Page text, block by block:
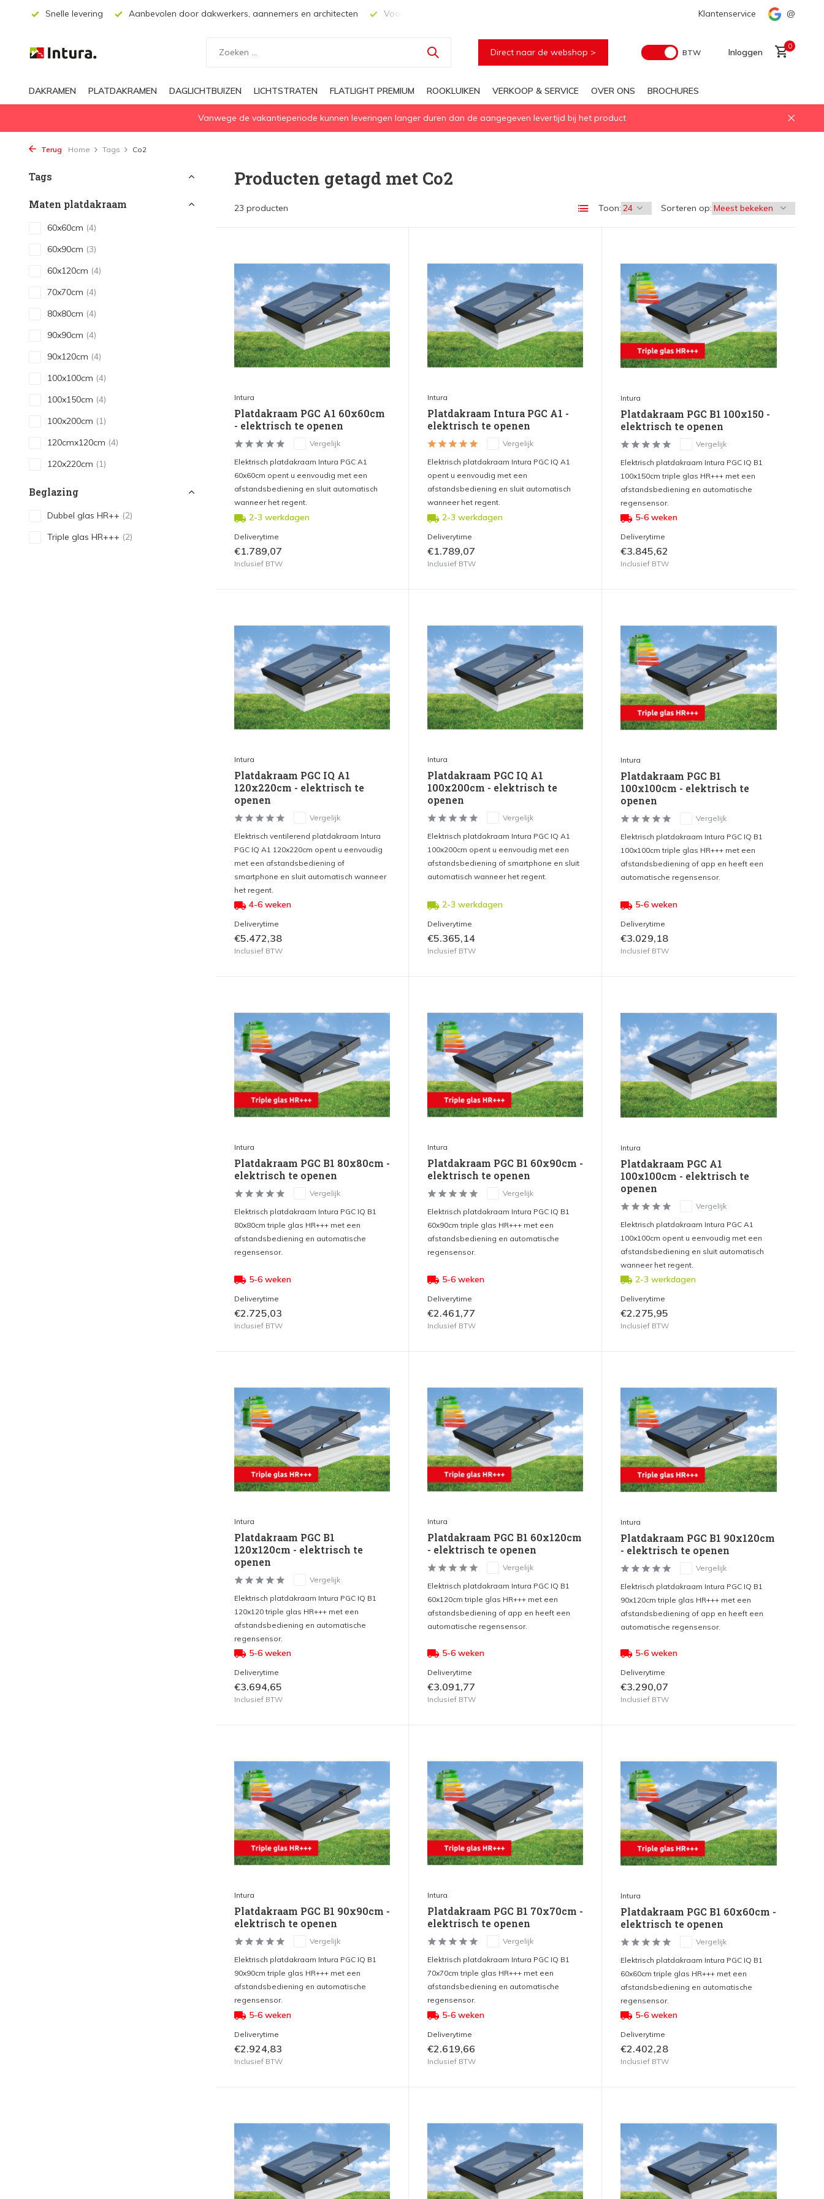
Aanbevolen door dakwerkers, aannemers en architecten Voor elke geïsoleerd daglichtoplossing Klantenservice @
Direct naar de webshop > BTW Inloggen
0
DAKRAMEN PLATDAKRAMEN DAGLICHTBUIZEN LICHTSTRATEN FLATLIGHT PREMIUM ROOKLUIKEN VERKOOP & SERVICE OVER ONS BROCHURES
Vanwege de vakantieperiode kunnen leveringen langer duren dan de aangegeven levertijd bij het product
Terug Home Tags Co2
Tags
Maten platdakraam
60x60cm (4)
60x90cm (3)
60x120cm (4)
70x70cm (4)
80x80cm (4)
90x90cm (4)
90x120cm (4)
100x100cm (4)
100x150cm (4)
100x200cm (1)
120cmx120cm (4)
120x220cm (1)
Beglazing
Dubbel glas HR++ (2)
Triple glas HR+++ (2)
Producten getagd met Co2
23 producten Toon: Sorteren op:
Intura
Platdakraam PGC A1 60x60cm
- elektrisch te openen
Vergelijk
Elektrisch platdakraam Intura PGC A1
60x60cm opent u eenvoudig met een
afstandsbediening en sluit automatisch
wanneer het regent.
2-3 werkdagen
Deliverytime
€1.789,07
Inclusief BTW
Intura
Platdakraam Intura PGC A1 -
elektrisch te openen
Vergelijk
Elektrisch platdakraam Intura PGC IQ A1
opent u eenvoudig met een
afstandsbediening en sluit automatisch
wanneer het regent.
2-3 werkdagen
Deliverytime
€1.789,07
Inclusief BTW
Intura
Platdakraam PGC B1 100x150 -
elektrisch te openen
Vergelijk
Elektrisch platdakraam Intura PGC IQ B1
100x150cm triple glas HR+++ met een
afstandsbediening en automatische
regensensor.
5-6 weken
Deliverytime
€3.845,62
Inclusief BTW
Intura
Platdakraam PGC IQ A1
120x220cm - elektrisch te
openen
Vergelijk
Elektrisch ventilerend platdakraam Intura
PGC IQ A1 120x220cm opent u eenvoudig
met een afstandsbediening of
smartphone en sluit automatisch wanneer
het regent.
4-6 weken
Deliverytime
€5.472,38
Inclusief BTW
Intura
Platdakraam PGC IQ A1
100x200cm - elektrisch te
openen
Vergelijk
Elektrisch platdakraam Intura PGC IQ A1
100x200cm opent u eenvoudig met een
afstandsbediening of smartphone en sluit
automatisch wanneer het regent.
2-3 werkdagen
Deliverytime
€5.365,14
Inclusief BTW
Intura
Platdakraam PGC B1
100x100cm - elektrisch te
openen
Vergelijk
Elektrisch platdakraam Intura PGC IQ B1
100x100cm triple glas HR+++ met een
afstandsbediening of app en heeft een
automatische regensensor.
5-6 weken
Deliverytime
€3.029,18
Inclusief BTW
Intura
Platdakraam PGC B1 80x80cm -
elektrisch te openen
Vergelijk
Elektrisch platdakraam Intura PGC IQ B1
80x80cm triple glas HR+++ met een
afstandsbediening en automatische
regensensor.
5-6 weken
Deliverytime
€2.725,03
Inclusief BTW
Intura
Platdakraam PGC B1 60x90cm -
elektrisch te openen
Vergelijk
Elektrisch platdakraam Intura PGC IQ B1
60x90cm triple glas HR+++ met een
afstandsbediening en automatische
regensensor.
5-6 weken
Deliverytime
€2.461,77
Inclusief BTW
Intura
Platdakraam PGC A1
100x100cm - elektrisch te
openen
Vergelijk
Elektrisch platdakraam Intura PGC A1
100x100cm opent u eenvoudig met een
afstandsbediening en sluit automatisch
wanneer het regent.
2-3 werkdagen
Deliverytime
€2.275,95
Inclusief BTW
Intura
Platdakraam PGC B1
120x120cm - elektrisch te
openen
Vergelijk
Elektrisch platdakraam Intura PGC IQ B1
120x120 triple glas HR+++ met een
afstandsbediening en automatische
regensensor.
5-6 weken
Deliverytime
€3.694,65
Inclusief BTW
Intura
Platdakraam PGC B1 60x120cm
- elektrisch te openen
Vergelijk
Elektrisch platdakraam Intura PGC IQ B1
60x120cm triple glas HR+++ met een
afstandsbediening of app en heeft een
automatische regensensor.
5-6 weken
Deliverytime
€3.091,77
Inclusief BTW
Intura
Platdakraam PGC B1 90x120cm
- elektrisch te openen
Vergelijk
Elektrisch platdakraam Intura PGC IQ B1
90x120cm triple glas HR+++ met een
afstandsbediening of app en heeft een
automatische regensensor.
5-6 weken
Deliverytime
€3.290,07
Inclusief BTW
Intura
Platdakraam PGC B1 90x90cm -
elektrisch te openen
Vergelijk
Elektrisch platdakraam Intura PGC IQ B1
90x90cm triple glas HR+++ met een
afstandsbediening en automatische
regensensor.
5-6 weken
Deliverytime
€2.924,83
Inclusief BTW
Intura
Platdakraam PGC B1 70x70cm -
elektrisch te openen
Vergelijk
Elektrisch platdakraam Intura PGC IQ B1
70x70cm triple glas HR+++ met een
afstandsbediening en automatische
regensensor.
5-6 weken
Deliverytime
€2.619,66
Inclusief BTW
Intura
Platdakraam PGC B1 60x60cm -
elektrisch te openen
Vergelijk
Elektrisch platdakraam Intura PGC IQ B1
60x60cm triple glas HR+++ met een
afstandsbediening en automatische
regensensor.
5-6 weken
Deliverytime
€2.402,28
Inclusief BTW